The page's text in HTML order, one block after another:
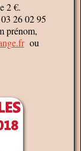
2 €.
26 02 95
prénom,
ou